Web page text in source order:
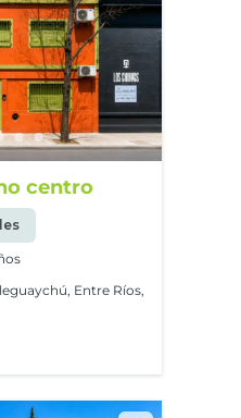
centro
Entre Ríos,